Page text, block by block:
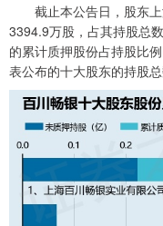
截止本公告日，股东上
3394.9万股，占其持股总
的累计质押股份占持股比
表公布的十大股东的持股